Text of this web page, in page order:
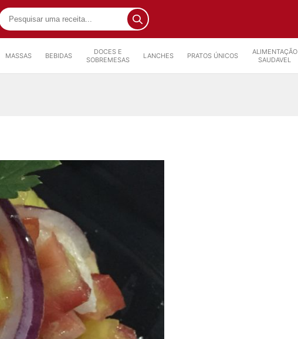
MASSAS BEBIDAS
DOCES E
SOBREMESAS
LANCHES PRATOS ÚNICOS
ALIMENTAÇÃO
SAUDAVEL